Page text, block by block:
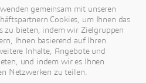
in der Entwicklung
die das reale Leben von
und Bürgern verbessern.
aller Größen und
auf der 3DEXPERIENCE
Systèmes zusammen,
gemeinsam mit unseren
Cookies, um Ihnen das
zu bieten, indem wir Zielgruppen
Ihnen basierend auf Ihren
Inhalte, Angebote und
und indem wir es Ihnen
Netzwerken zu teilen.